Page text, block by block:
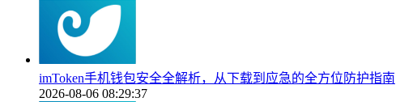
imToken手机钱包安全全解析，从下载到应急的全方位防护指南
2026-08-06 08:29:37